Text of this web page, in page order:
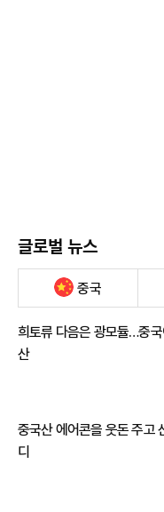
글로벌 뉴스
중국
희토류 다음은 광모듈…중
산
중국산 에어콘을 웃돈 주고
디